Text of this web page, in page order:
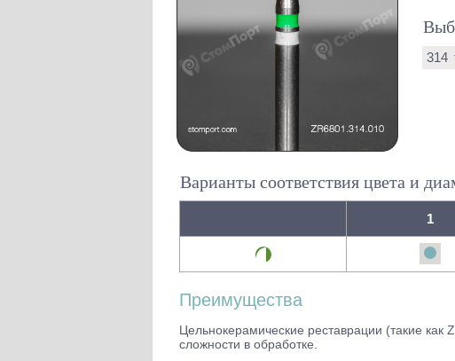
314
Варианты соответствия цвета и
1
Преимущества
Цельнокерамические реставрации (такие
сложности в обработке.